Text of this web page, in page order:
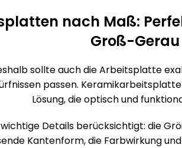
nach Maß:
Groß-Gerau
sollte auch die Arbeitsplatte
passen.
Lösung, die optisch und
Details berücksichtigt: die
Kantenform, die Farbwirkung